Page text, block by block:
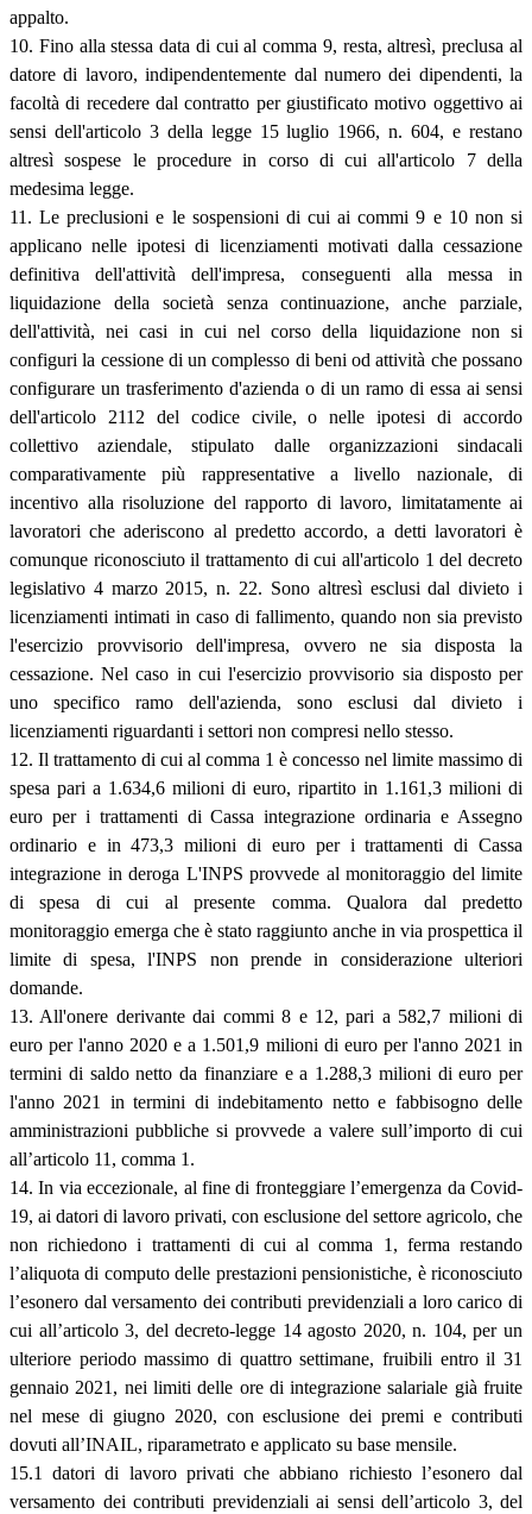
appalto.
10. Fino alla stessa data di cui al comma 9, resta, altresì, preclusa al
datore di lavoro, indipendentemente dal numero dei dipendenti, la
facoltà di recedere dal contratto per giustificato motivo oggettivo ai
sensi dell'articolo 3 della legge 15 luglio 1966, n. 604, e restano
altresì sospese le procedure in corso di cui all'articolo 7 della
medesima legge.
11. Le preclusioni e le sospensioni di cui ai commi 9 e 10 non si
applicano nelle ipotesi di licenziamenti motivati dalla cessazione
definitiva dell'attività dell'impresa, conseguenti alla messa in
liquidazione della società senza continuazione, anche parziale,
dell'attività, nei casi in cui nel corso della liquidazione non si
configuri la cessione di un complesso di beni od attività che possano
configurare un trasferimento d'azienda o di un ramo di essa ai sensi
dell'articolo 2112 del codice civile, o nelle ipotesi di accordo
collettivo aziendale, stipulato dalle organizzazioni sindacali
comparativamente più rappresentative a livello nazionale, di
incentivo alla risoluzione del rapporto di lavoro, limitatamente ai
lavoratori che aderiscono al predetto accordo, a detti lavoratori è
comunque riconosciuto il trattamento di cui all'articolo 1 del decreto
legislativo 4 marzo 2015, n. 22. Sono altresì esclusi dal divieto i
licenziamenti intimati in caso di fallimento, quando non sia previsto
l'esercizio provvisorio dell'impresa, ovvero ne sia disposta la
cessazione. Nel caso in cui l'esercizio provvisorio sia disposto per
uno specifico ramo dell'azienda, sono esclusi dal divieto i
licenziamenti riguardanti i settori non compresi nello stesso.
12. Il trattamento di cui al comma 1 è concesso nel limite massimo di
spesa pari a 1.634,6 milioni di euro, ripartito in 1.161,3 milioni di
euro per i trattamenti di Cassa integrazione ordinaria e Assegno
ordinario e in 473,3 milioni di euro per i trattamenti di Cassa
integrazione in deroga L'INPS provvede al monitoraggio del limite
di spesa di cui al presente comma. Qualora dal predetto
monitoraggio emerga che è stato raggiunto anche in via prospettica il
limite di spesa, l'INPS non prende in considerazione ulteriori
domande.
13. All'onere derivante dai commi 8 e 12, pari a 582,7 milioni di
euro per l'anno 2020 e a 1.501,9 milioni di euro per l'anno 2021 in
termini di saldo netto da finanziare e a 1.288,3 milioni di euro per
l'anno 2021 in termini di indebitamento netto e fabbisogno delle
amministrazioni pubbliche si provvede a valere sull’importo di cui
all’articolo 11, comma 1.
14. In via eccezionale, al fine di fronteggiare l’emergenza da Covid-
19, ai datori di lavoro privati, con esclusione del settore agricolo, che
non richiedono i trattamenti di cui al comma 1, ferma restando
l’aliquota di computo delle prestazioni pensionistiche, è riconosciuto
l’esonero dal versamento dei contributi previdenziali a loro carico di
cui all’articolo 3, del decreto-legge 14 agosto 2020, n. 104, per un
ulteriore periodo massimo di quattro settimane, fruibili entro il 31
gennaio 2021, nei limiti delle ore di integrazione salariale già fruite
nel mese di giugno 2020, con esclusione dei premi e contributi
dovuti all’INAIL, riparametrato e applicato su base mensile.
15.1 datori di lavoro privati che abbiano richiesto l’esonero dal
versamento dei contributi previdenziali ai sensi dell’articolo 3, del